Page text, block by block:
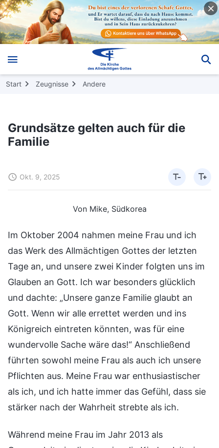
Start Zeugnisse Andere
Grundsätze gelten auch für die
Familie
Okt. 9, 2025
Von Mike, Südkorea
Im Oktober 2004 nahmen meine Frau und ich
das Werk des Allmächtigen Gottes der letzten
Tage an, und unsere zwei Kinder folgten uns im
Glauben an Gott. Ich war besonders glücklich
und dachte: „Unsere ganze Familie glaubt an
Gott. Wenn wir alle errettet werden und ins
Königreich eintreten könnten, was für eine
wundervolle Sache wäre das!“ Anschließend
führten sowohl meine Frau als auch ich unsere
Pflichten aus. Meine Frau war enthusiastischer
als ich, und ich hatte immer das Gefühl, dass sie
stärker nach der Wahrheit strebte als ich.
Während meine Frau im Jahr 2013 als